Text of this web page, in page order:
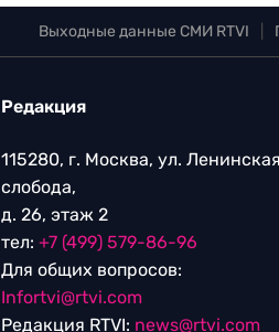
Выходные данные СМИ RTVI
Редакция
115280, г. Москва, ул. Ленинская
слобода,
д. 26, этаж 2
тел: +7 (499) 579-86-96
Для общих вопросов:
Infortvi@rtvi.com
Редакция RTVI: news@rtvi.com